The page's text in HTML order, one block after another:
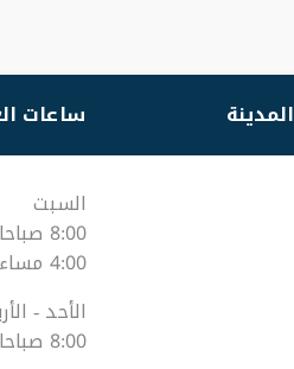
المدينة ساعات
السبت
8:00 صباحا - 12:00 مساء
4:00 مساء - 8:00 مساء
الأحد -
8:00 صباحا - 10:00 مساء